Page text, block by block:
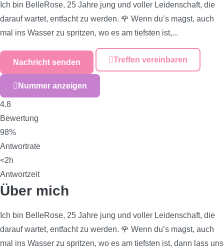
Ich bin BelleRose, 25 Jahre jung und voller Leidenschaft, die
darauf wartet, entfacht zu werden. 🌹 Wenn du’s magst, auch
mal ins Wasser zu spritzen, wo es am tiefsten ist,...
Nachricht senden Treffen vereinbaren
Nummer anzeigen
4.8
Bewertung
98%
Antwortrate
<2h
Antwortzeit
Über mich
Ich bin BelleRose, 25 Jahre jung und voller Leidenschaft, die
darauf wartet, entfacht zu werden. 🌹 Wenn du’s magst, auch
mal ins Wasser zu spritzen, wo es am tiefsten ist, dann lass uns